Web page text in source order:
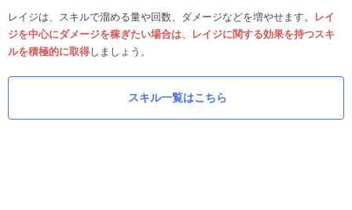
レイジは、スキルで溜める量や回数、ダメージなどを増やせます。
レイ
ジを中心にダメージを稼ぎたい場合は、レイジに関する効果を持つスキ
ルを積極的に取得しましょう。
スキル一覧はこちら